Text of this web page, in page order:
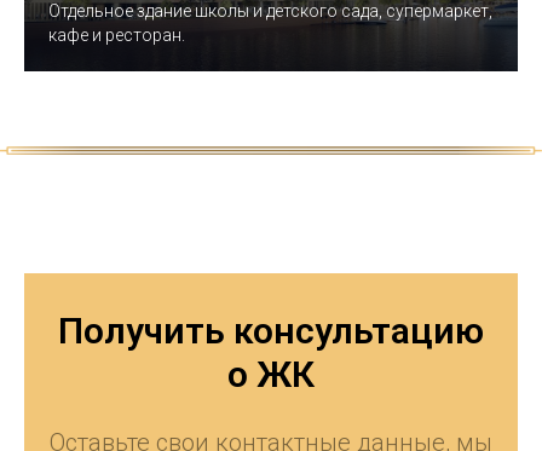
Отдельное здание школы и детского сада, супермаркет,
кафе и ресторан.
Получить консультацию
о ЖК
Оставьте свои контактные данные, мы